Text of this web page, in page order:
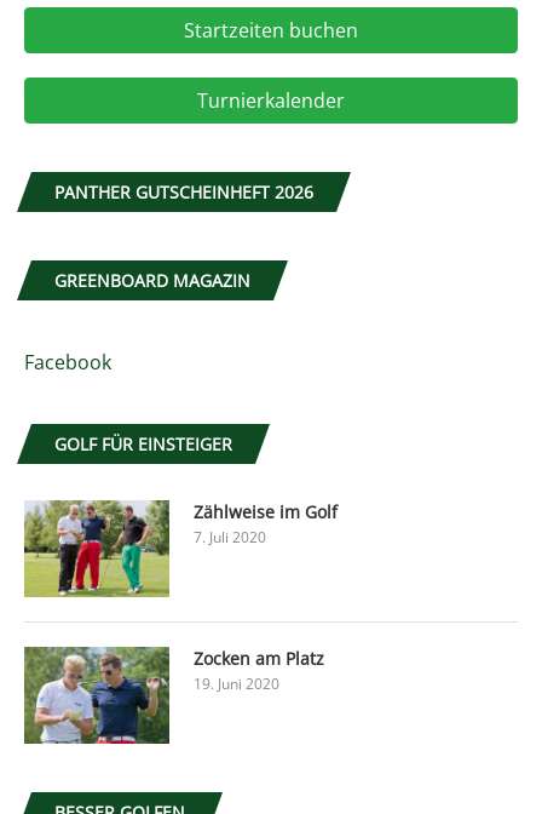
Startzeiten buchen
Turnierkalender
PANTHER GUTSCHEINHEFT 2026
GREENBOARD MAGAZIN
Facebook
GOLF FÜR EINSTEIGER
Zählweise im Golf
7. Juli 2020
Zocken am Platz
19. Juni 2020